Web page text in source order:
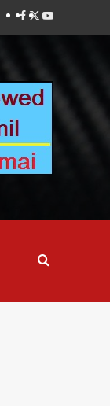
Facebook
TwitterYoutube